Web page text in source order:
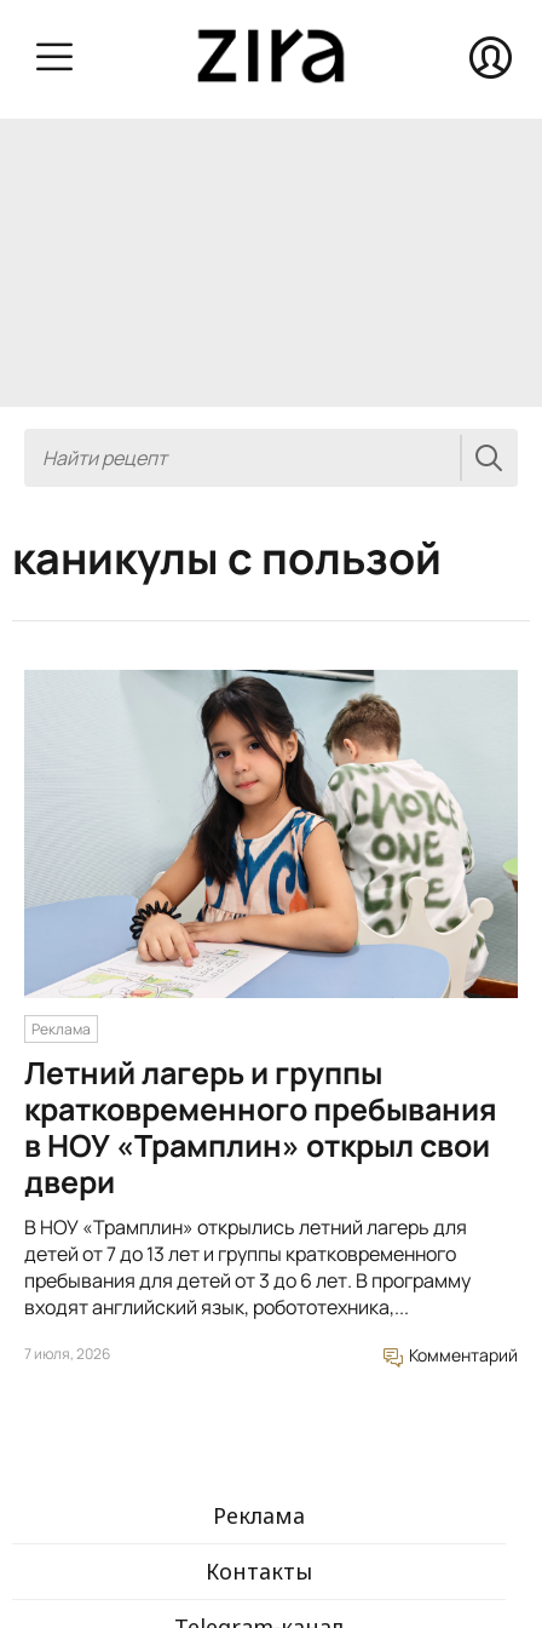
каникулы с пользой
Реклама
Летний лагерь и группы
кратковременного пребывания
в НОУ «Трамплин» открыл свои
двери
В НОУ «Трамплин» открылись летний лагерь для
детей от 7 до 13 лет и группы кратковременного
пребывания для детей от 3 до 6 лет. В программу
входят английский язык, робототехника,...
7 июля, 2026 Комментарий
Реклама
Контакты